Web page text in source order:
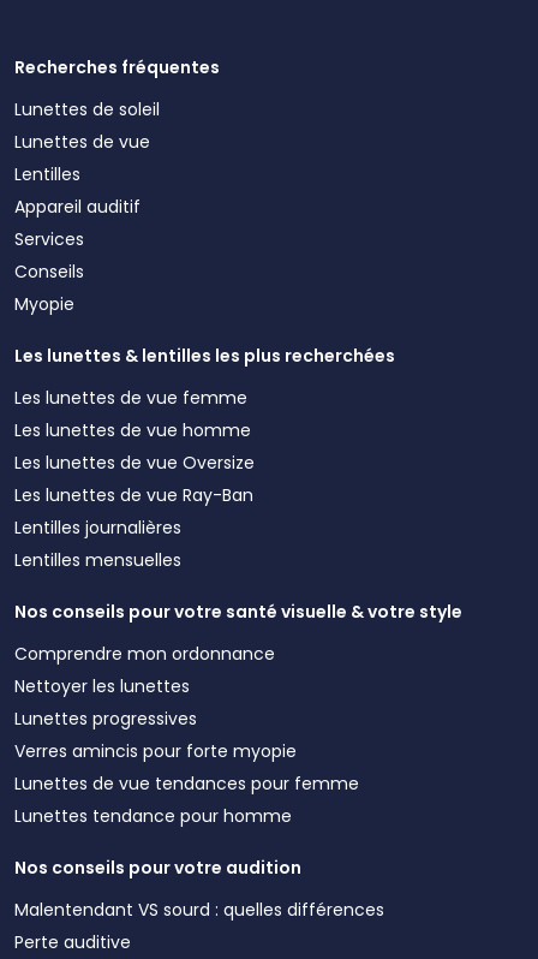
Recherches fréquentes
Lunettes de soleil
Lunettes de vue
Lentilles
Appareil auditif
Services
Conseils
Myopie
Les lunettes & lentilles les plus recherchées
Les lunettes de vue femme
Les lunettes de vue homme
Les lunettes de vue Oversize
Les lunettes de vue Ray-Ban
Lentilles journalières
Lentilles mensuelles
Nos conseils pour votre santé visuelle & votre style
Comprendre mon ordonnance
Nettoyer les lunettes
Lunettes progressives
Verres amincis pour forte myopie
Lunettes de vue tendances pour femme
Lunettes tendance pour homme
Nos conseils pour votre audition
Malentendant VS sourd : quelles différences
Perte auditive